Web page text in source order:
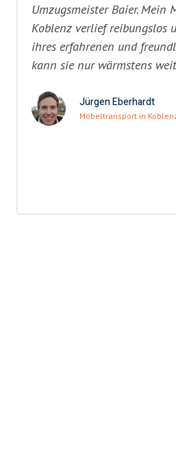
Umzugsmeister Baier. Mein
Koblenz verlief reibungslos
ihres erfahrenen und
kann sie nur wärmstens
Jürgen Eberhardt
Möbeltransport in